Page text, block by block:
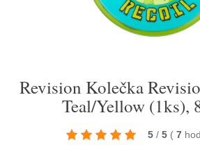
Revision Kolečka
Teal/Yellow (1ks),
5 / 5 ( 7